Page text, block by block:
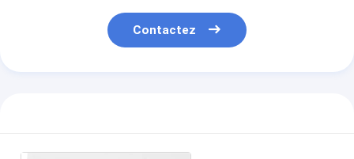
Contactez